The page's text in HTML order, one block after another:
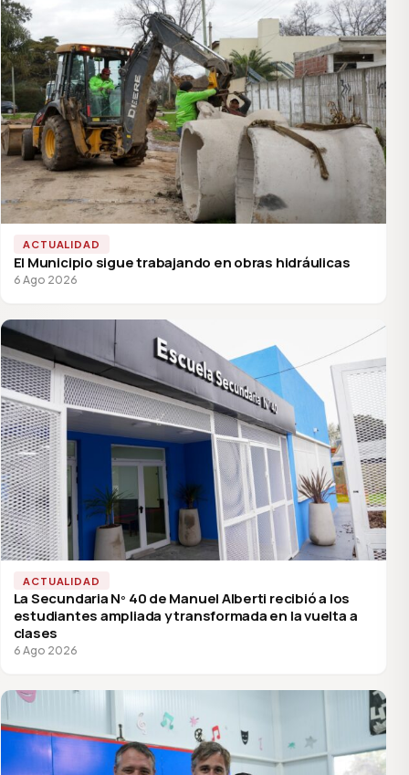
ACTUALIDAD
El Municipio sigue trabajando en obras hidráulicas
6 Ago 2026
ACTUALIDAD
La Secundaria Nº 40 de Manuel Alberti recibió a los
estudiantes ampliada y transformada en la vuelta a
clases
6 Ago 2026